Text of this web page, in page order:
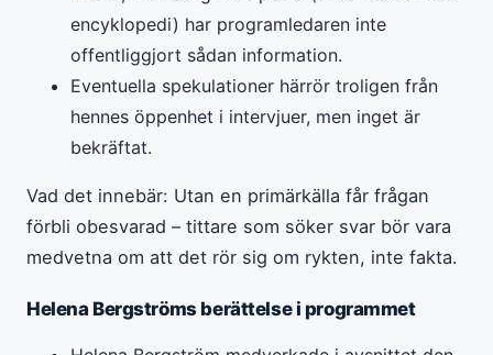
encyklopedi) har programledaren inte
offentliggjort sådan information.
Eventuella spekulationer härrör troligen från
hennes öppenhet i intervjuer, men inget är
bekräftat.
Vad det innebär: Utan en primärkälla får frågan
förbli obesvarad – tittare som söker svar bör vara
medvetna om att det rör sig om rykten, inte fakta.
Helena Bergströms berättelse i programmet